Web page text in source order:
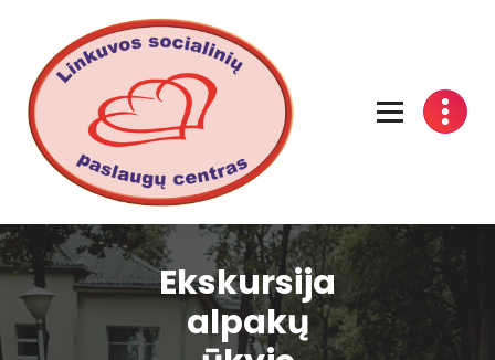
Ekskursija
alpakų